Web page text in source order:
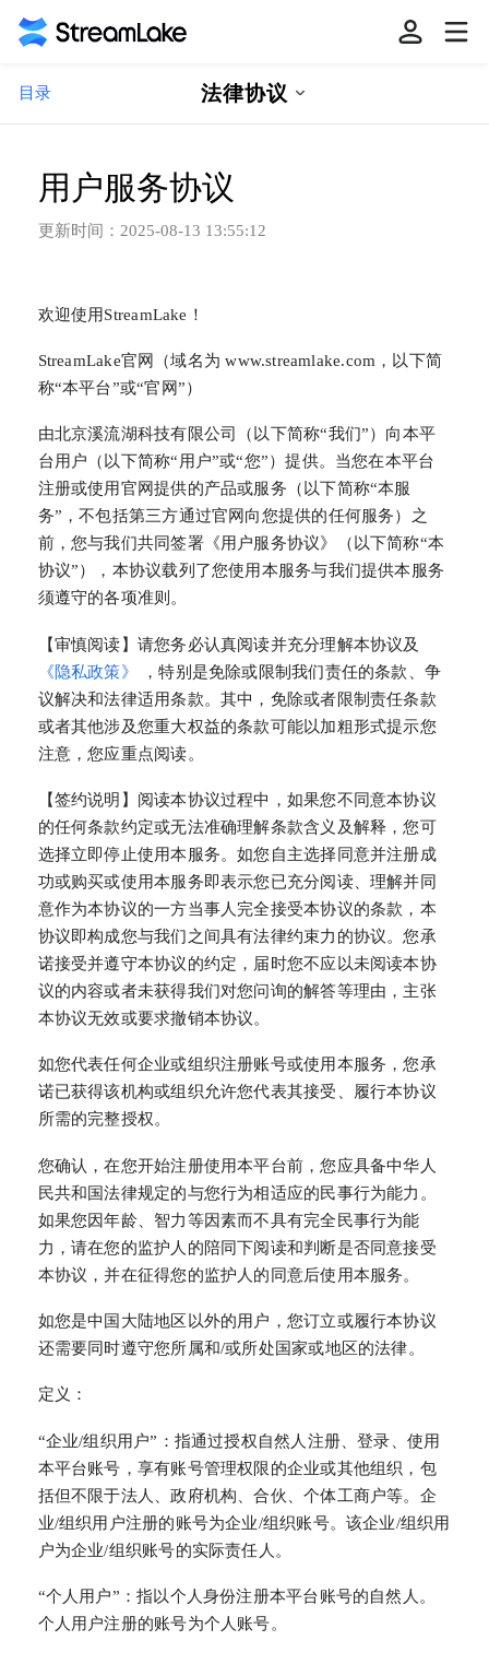
目录 法律协议
用户服务协议
更新时间： 2025-08-13 13:55:12
欢迎使用StreamLake！
StreamLake官网（域名为 www.streamlake.com，以下简
称“本平台”或“官网”）
由北京溪流湖科技有限公司（以下简称“我们”）向本平
台用户（以下简称“用户”或“您”）提供。当您在本平台
注册或使用官网提供的产品或服务（以下简称“本服
务”，不包括第三方通过官网向您提供的任何服务）之
前，您与我们共同签署《用户服务协议》（以下简称“本
协议”），本协议载列了您使用本服务与我们提供本服务
须遵守的各项准则。
【审慎阅读】请您务必认真阅读并充分理解本协议及
《隐私政策》
，特别是免除或限制我们责任的条款、争
议解决和法律适用条款。其中，免除或者限制责任条款
或者其他涉及您重大权益的条款可能以加粗形式提示您
注意，您应重点阅读。
【签约说明】阅读本协议过程中，如果您不同意本协议
的任何条款约定或无法准确理解条款含义及解释，您可
选择立即停止使用本服务。如您自主选择同意并注册成
功或购买或使用本服务即表示您已充分阅读、理解并同
意作为本协议的一方当事人完全接受本协议的条款，本
协议即构成您与我们之间具有法律约束力的协议。您承
诺接受并遵守本协议的约定，届时您不应以未阅读本协
议的内容或者未获得我们对您问询的解答等理由，主张
本协议无效或要求撤销本协议。
如您代表任何企业或组织注册账号或使用本服务，您承
诺已获得该机构或组织允许您代表其接受、履行本协议
所需的完整授权。
您确认，在您开始注册使用本平台前，您应具备中华人
民共和国法律规定的与您行为相适应的民事行为能力。
如果您因年龄、智力等因素而不具有完全民事行为能
力，请在您的监护人的陪同下阅读和判断是否同意接受
本协议，并在征得您的监护人的同意后使用本服务。
如您是中国大陆地区以外的用户，您订立或履行本协议
还需要同时遵守您所属和/或所处国家或地区的法律。
定义：
“企业/组织用户”：指通过授权自然人注册、登录、使用
本平台账号，享有账号管理权限的企业或其他组织，包
括但不限于法人、政府机构、合伙、个体工商户等。企
业/组织用户注册的账号为企业/组织账号。该企业/组织用
户为企业/组织账号的实际责任人。
“个人用户”：指以个人身份注册本平台账号的自然人。
个人用户注册的账号为个人账号。